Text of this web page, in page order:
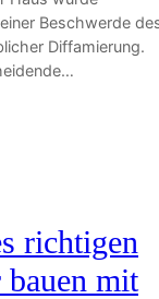
Beschwerde
Diffamierung.
richtigen
mit